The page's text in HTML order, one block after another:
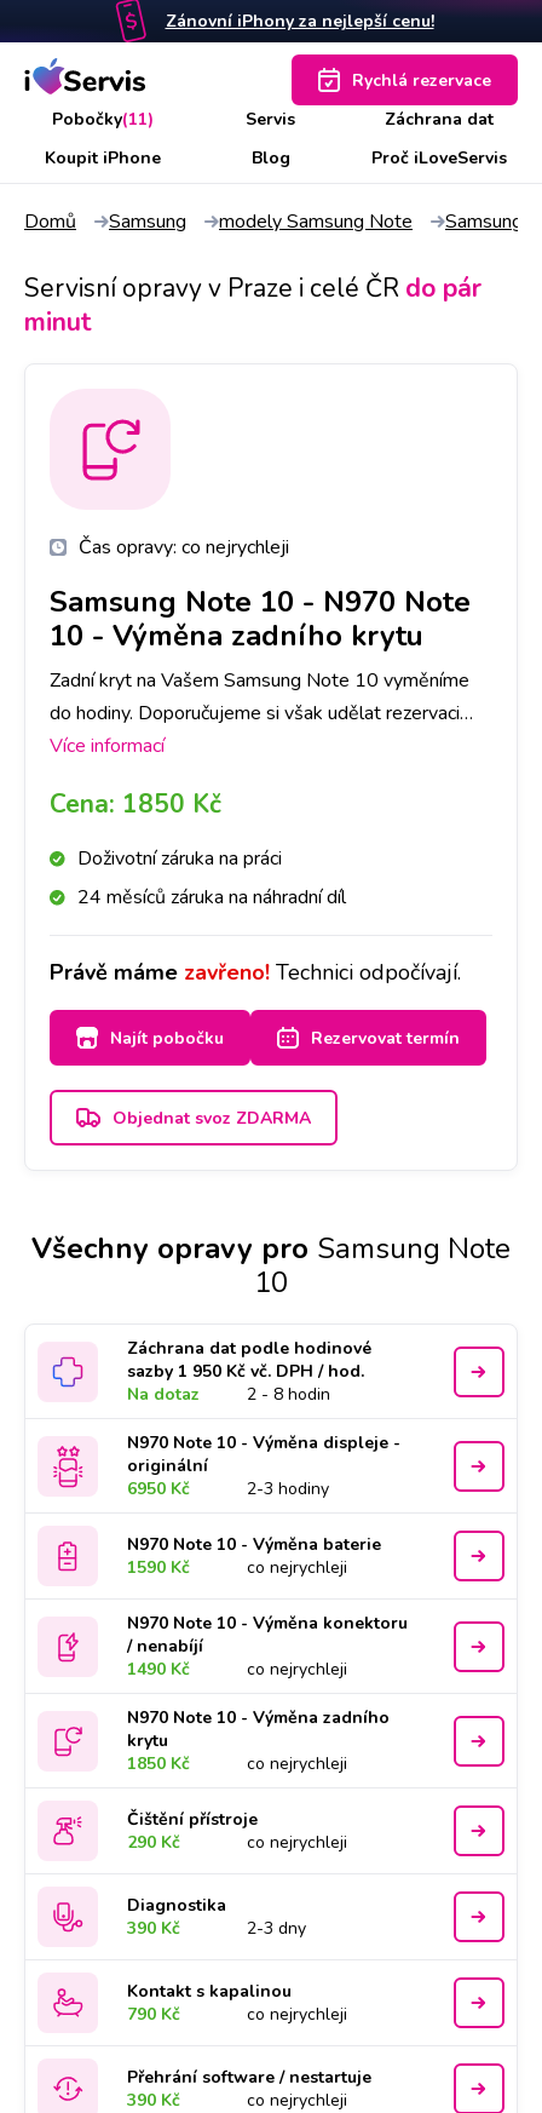
Zánovní iPhony za nejlepší cenu!
Pobočky(11) Servis
Záchrana dat
Koupit iPhone
Blog Proč iLoveServis
Rychlá rezervace
Domů Samsung modely Samsung Note Samsung
Servisní opravy v Praze i celé ČR do pár
minut
Čas opravy: co nejrychleji
Samsung Note 10 - N970 Note
10 - Výměna zadního krytu
Zadní kryt na Vašem Samsung Note 10 vyměníme
do hodiny. Doporučujeme si však udělat rezervaci
nebo zavolat na vybranou pobočku, ať pro Vás máme
Více informací
Cena: 1850 Kč
Doživotní záruka na práci
24 měsíců záruka na náhradní díl
Právě máme zavřeno! Technici odpočívají.
Najít pobočku Rezervovat termín
Objednat svoz ZDARMA
Všechny opravy pro Samsung Note
10
Záchrana dat podle hodinové
sazby 1 950 Kč vč. DPH / hod.
Na dotaz
2 - 8 hodin
N970 Note 10 - Výměna displeje -
originální
6950 Kč
2-3 hodiny
N970 Note 10 - Výměna baterie
1590 Kč
co nejrychleji
N970 Note 10 - Výměna konektoru
/ nenabíjí
1490 Kč
co nejrychleji
N970 Note 10 - Výměna zadního
krytu
1850 Kč
co nejrychleji
Čištění přístroje
290 Kč
co nejrychleji
Diagnostika
390 Kč
2-3 dny
Kontakt s kapalinou
790 Kč
co nejrychleji
Přehrání software / nestartuje
390 Kč
co nejrychleji